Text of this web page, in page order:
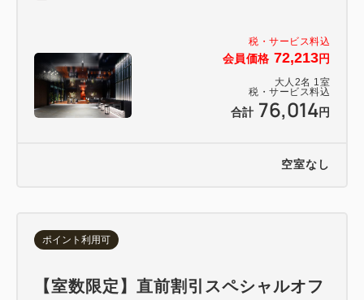
税・サービス料込
会員価格 72,213円
大人 2名 1 室
税・サービス料込
合計 76,014円
空室なし
ポイント利用可
【室数限定】直前割引スペシャルオフ